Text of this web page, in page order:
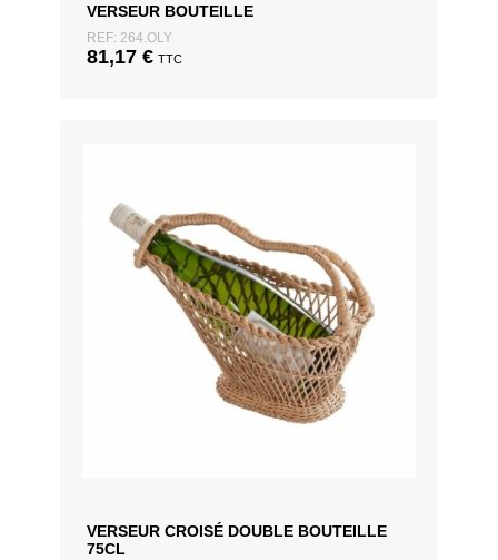
VERSEUR BOUTEILLE
REF: 264.OLY
81,17 € TTC
VERSEUR CROISÉ DOUBLE BOUTEILLE
75CL